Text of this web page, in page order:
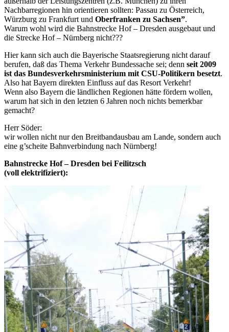
Nachbarregionen hin orientieren sollten: Passau zu Österreich,
Würzburg zu Frankfurt und Oberfranken zu Sachsen”.
Warum wohl wird die Bahnstrecke Hof – Dresden ausgebaut und
die Strecke Hof – Nürnberg nicht???
Hier kann sich auch die Bayerische Staatsregierung nicht darauf
berufen, daß das Thema Verkehr Bundessache sei; denn seit 2009
ist das Bundesverkehrsministerium mit CSU-Politikern besetzt.
Also hat Bayern direkten Einfluss auf das Resort Verkehr!
Wenn also Bayern die ländlichen Regionen hätte fördern wollen,
warum hat sich in den letzten 6 Jahren noch nichts bemerkbar
gemacht?
Herr Söder:
wir wollen nicht nur den Breitbandausbau am Lande, sondern auch
eine g’scheite Bahnverbindung nach Nürnberg!
Bahnstrecke Hof – Dresden bei Feilitzsch
(voll elektrifiziert):